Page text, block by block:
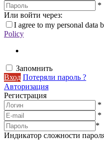
*
Или войти через:
I agree to my personal data
Policy
Запомнить
Вход Потеряли пароль ?
Авторизация
Регистрация
*
*
*
Индикатор сложности